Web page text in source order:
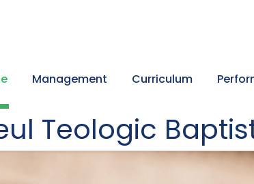
Management Curriculum
Teologic